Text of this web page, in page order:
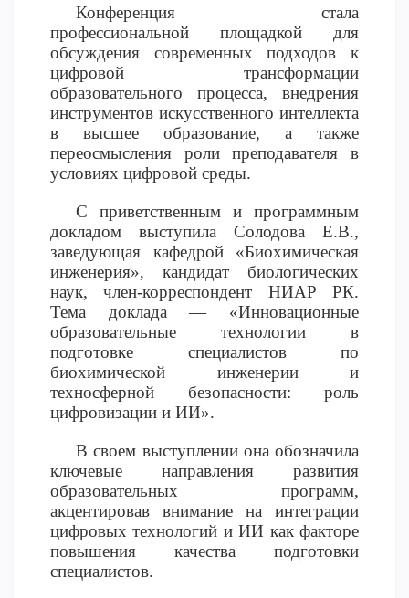
Докторантура
Второе высшее
Очное с применением дистанционных технологий
ОПЛАТИТЬ ОБУЧЕНИЕ
Конференция стала
профессиональной площадкой для
обсуждения современных подходов к
цифровой трансформации
образовательного процесса, внедрения
инструментов искусственного интеллекта
в высшее образование, а также
переосмысления роли преподавателя в
условиях цифровой среды.
С приветственным и программным
докладом выступила Солодова Е.В.,
заведующая кафедрой «Биохимическая
инженерия», кандидат биологических
наук, член-корреспондент НИАР РК.
Тема доклада — «Инновационные
образовательные технологии в
подготовке специалистов по
биохимической инженерии и
техносферной безопасности: роль
цифровизации и ИИ».
В своем выступлении она обозначила
ключевые направления развития
образовательных программ,
акцентировав внимание на интеграции
цифровых технологий и ИИ как факторе
повышения качества подготовки
специалистов.